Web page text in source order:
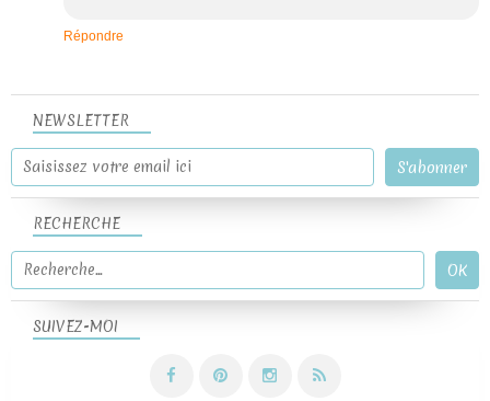
Répondre
NEWSLETTER
SUIVEZ-MOI
RECHERCHE